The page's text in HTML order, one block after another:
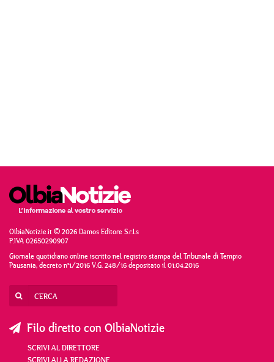
OlbiaNotizie.it © 2026 Damos Editore S.r.l.s
P.IVA 02650290907
Giornale quotidiano online iscritto nel registro stampa del Tribunale di Tempio
Pausania, decreto n°1/2016 V.G. 248/16 depositato il 01.04.2016
Filo diretto con OlbiaNotizie
SCRIVI AL DIRETTORE
SCRIVI ALLA REDAZIONE